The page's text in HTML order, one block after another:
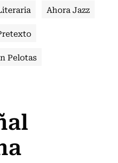
Ahora Jazz
Pelotas